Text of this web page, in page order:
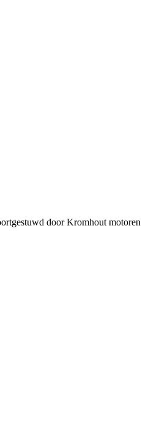
door Kromhout motoren